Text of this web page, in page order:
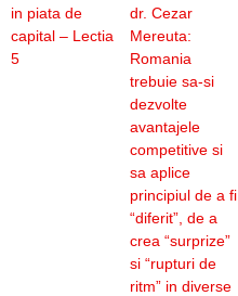
in piata de
capital – Lectia
5
dr. Cezar
Mereuta:
Romania
trebuie sa-si
dezvolte
avantajele
competitive si
sa aplice
principiul de a fi
“diferit”, de a
crea “surprize”
si “rupturi de
ritm” in diverse